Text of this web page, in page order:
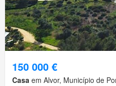
150 000 €
Casa em Alvor, Município de